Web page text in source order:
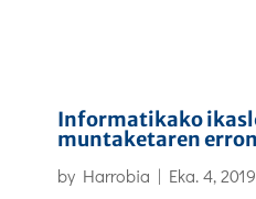
Informatikako
muntaketaren
by Harrobia | Eka. 4, 2019